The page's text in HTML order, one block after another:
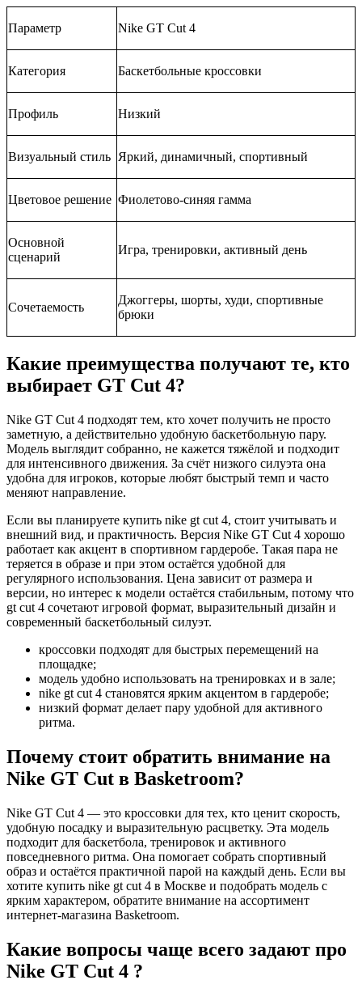
Параметр Nike GT Cut 4
Категория Баскетбольные кроссовки
Профиль Низкий
Визуальный стиль Яркий, динамичный, спортивный
Цветовое решение Фиолетово-синяя гамма
Основной
сценарий
Игра, тренировки, активный день
Сочетаемость
Джоггеры, шорты, худи, спортивные
брюки
Какие преимущества получают те, кто
выбирает GT Cut 4?
Nike GT Cut 4 подходят тем, кто хочет получить не просто
заметную, а действительно удобную баскетбольную пару.
Модель выглядит собранно, не кажется тяжёлой и подходит
для интенсивного движения. За счёт низкого силуэта она
удобна для игроков, которые любят быстрый темп и часто
меняют направление.
Если вы планируете купить nike gt cut 4, стоит учитывать и
внешний вид, и практичность. Версия Nike GT Cut 4 хорошо
работает как акцент в спортивном гардеробе. Такая пара не
теряется в образе и при этом остаётся удобной для
регулярного использования. Цена зависит от размера и
версии, но интерес к модели остаётся стабильным, потому что
gt cut 4 сочетают игровой формат, выразительный дизайн и
современный баскетбольный силуэт.
кроссовки подходят для быстрых перемещений на
площадке;
модель удобно использовать на тренировках и в зале;
nike gt cut 4 становятся ярким акцентом в гардеробе;
низкий формат делает пару удобной для активного
ритма.
Почему стоит обратить внимание на
Nike GT Cut в Basketroom?
Nike GT Cut 4 — это кроссовки для тех, кто ценит скорость,
удобную посадку и выразительную расцветку. Эта модель
подходит для баскетбола, тренировок и активного
повседневного ритма. Она помогает собрать спортивный
образ и остаётся практичной парой на каждый день. Если вы
хотите купить nike gt cut 4 в Москве и подобрать модель с
ярким характером, обратите внимание на ассортимент
интернет-магазина Basketroom.
Какие вопросы чаще всего задают про
Nike GT Cut 4 ?